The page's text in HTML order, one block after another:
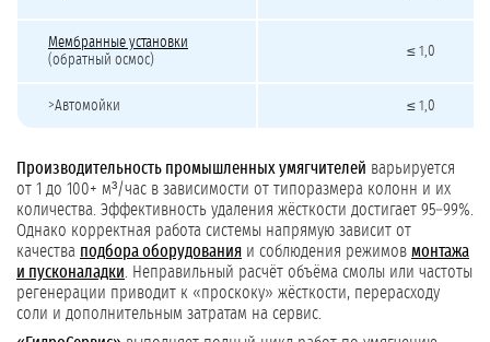
Мембранные установки
(обратный осмос)
≤ 1,0
>Автомойки ≤ 1,0
Производительность промышленных умягчителей варьируется
от 1 до 100+ м³/час в зависимости от типоразмера колонн и их
количества. Эффективность удаления жёсткости достигает 95–99%.
Однако корректная работа системы напрямую зависит от
качества подбора оборудования и соблюдения режимов монтажа
и пусконаладки . Неправильный расчёт объёма смолы или частоты
регенерации приводит к «проскоку» жёсткости, перерасходу
соли и дополнительным затратам на сервис.